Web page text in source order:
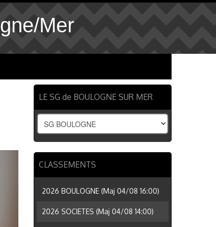
Mer
LE SG de BOULOGNE SUR MER
CLASSEMENTS
2026 BOULOGNE (Maj 04/08 16:00)
2026 SOCIETES (Maj 04/08 14:00)